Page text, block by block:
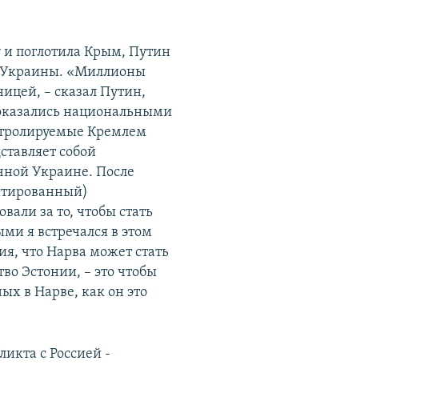
и поглотила Крым, Путин
Украины. «Миллионы
– сказал Путин,
национальными
Кремлем
собой
Украине. После
за то, чтобы стать
я встречался в этом
что Нарва может стать
Эстонии, – это чтобы
в Нарве, как он это
с Россией -